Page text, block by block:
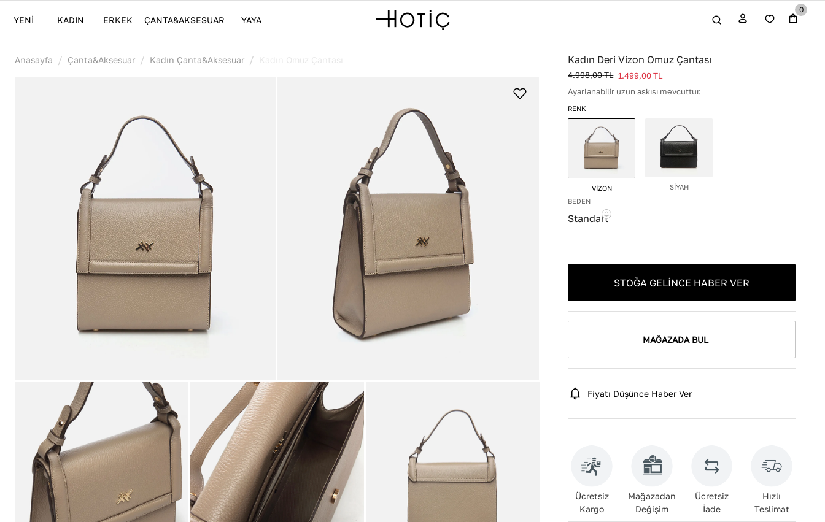
YENİ KADIN ERKEK ÇANTA&AKSESUAR YAYA
0
Anasayfa / Çanta&Aksesuar / Kadın Çanta&Aksesuar / Kadın Omuz Çantası Kadın Deri Vizon Omuz Çantası
4.998,00TL 1.499,00 TL
Ayarlanabilir uzun askısı mevcuttur.
RENK
VİZON
SİYAH
BEDEN
Standart
STOĞA GELINCE HABER VER
MAĞAZADA BUL
Fiyatı Düşünce Haber Ver
Ücretsiz
Kargo
Mağazadan
Değişim
Ücretsiz
İade
Hızlı
Teslimat